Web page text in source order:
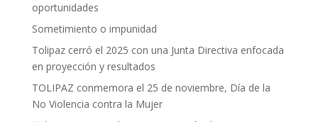
oportunidades
Sometimiento o impunidad
Tolipaz cerró el 2025 con una Junta Directiva enfocada
en proyección y resultados
TOLIPAZ conmemora el 25 de noviembre, Día de la
No Violencia contra la Mujer